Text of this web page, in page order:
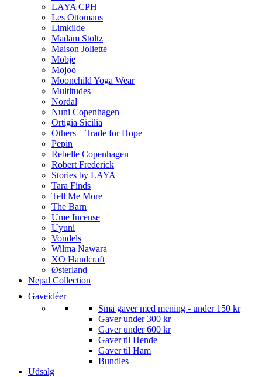
LAYA CPH
Les Ottomans
Limkilde
Madam Stoltz
Maison Joliette
Mobje
Mojoo
Moonchild Yoga Wear
Multitudes
Nordal
Nuni Copenhagen
Ortigia Sicilia
Others – Trade for Hope
Pepin
Rebelle Copenhagen
Robert Frederick
Stories by LAYA
Tara Finds
Tell Me More
The Barn
Ume Incense
Uyuni
Vondels
Wilma Nawara
XO Handcraft
Østerland
Nepal Collection
Gaveidéer
Små gaver med mening - under 150 kr
Gaver under 300 kr
Gaver under 600 kr
Gaver til Hende
Gaver til Ham
Bundles
Udsalg